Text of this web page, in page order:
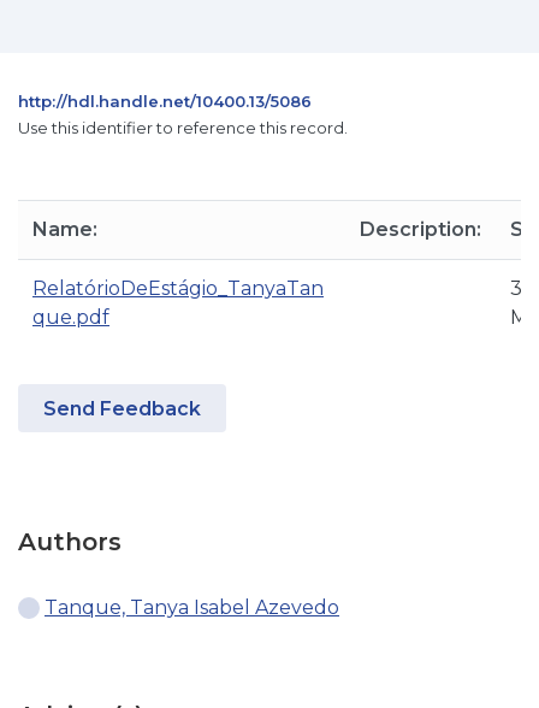
http://hdl.handle.net/10400.13/5086
Use this identifier to reference this record.
Name: Description:
RelatórioDeEstágio_TanyaTan
que.pdf
Send Feedback
Authors
Tanque, Tanya Isabel Azevedo